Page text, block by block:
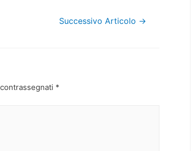
Successivo Articolo →
*